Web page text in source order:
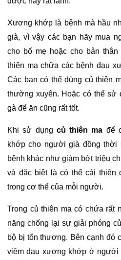
Xương khớp là bệnh mà hầu
già, vì vậy các bạn hãy mua
cho bố mẹ hoặc cho bản
thiên ma chữa các bệnh đau
Các bạn có thể dùng củ thiên
thường xuyên. Hoặc có thể sử
gà để ăn cũng rất tốt.
Khi sử dụng củ thiên ma để
khớp cho người già đồng thời
bệnh khác như giảm bớt triệu
và đặc biệt là có thể cải thiện
trong cơ thể của mỗi người.
Trong củ thiên ma có chứa rất
năng chống lại sự giải phóng
bộ bị tổn thương. Bên cạnh đó
viêm đau xương khớp ở người